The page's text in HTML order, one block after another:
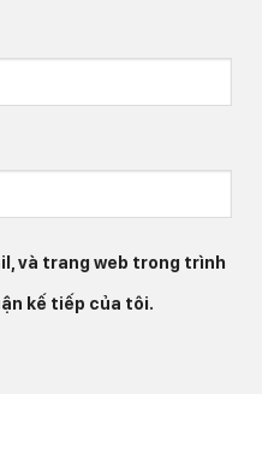
và trang web trong trình
kế tiếp của tôi.